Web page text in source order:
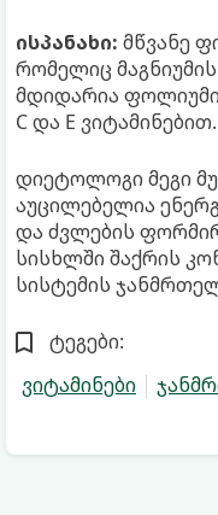
ისპანახი: მწვანე
რომელიც მაგნიუმის
მდიდარია
C და E ვიტამინებით.
დიეტოლოგი მეგი
აუცილებელია
და ძვლების
სისხლში შაქრის
სისტემის
ტეგები:
ვიტამინები